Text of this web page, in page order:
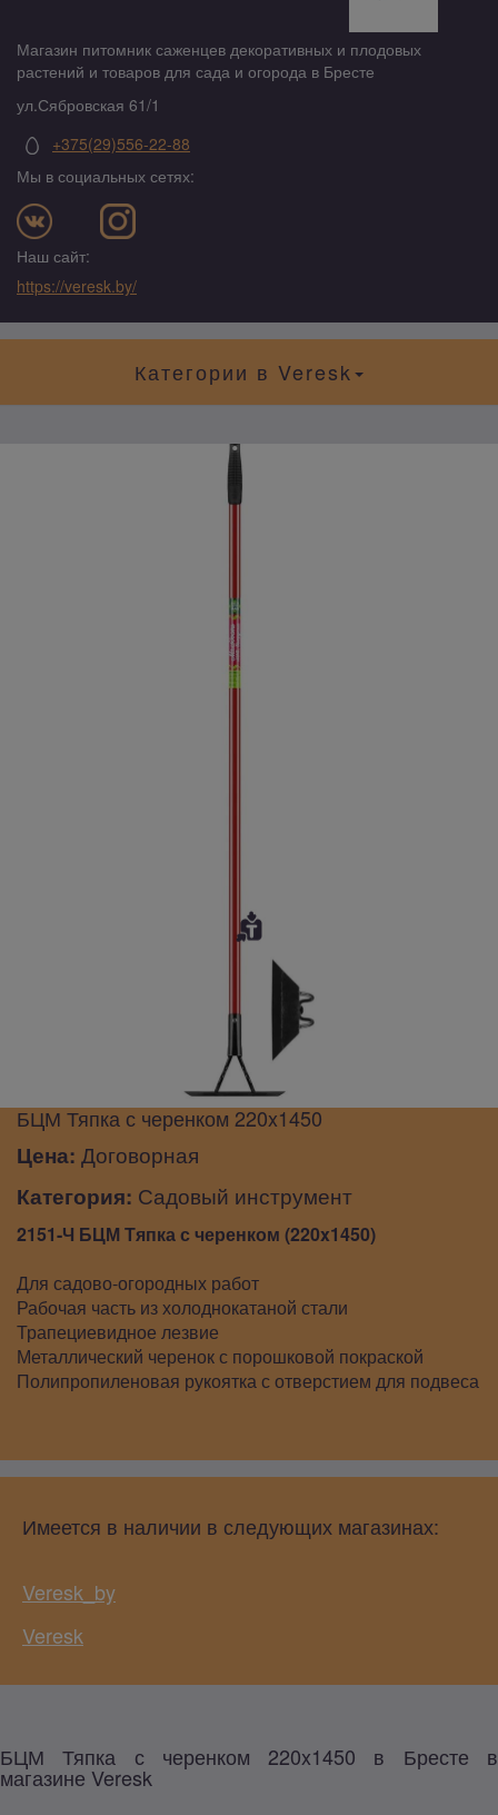
Магазин питомник саженцев декоративных и плодовых
растений и товаров для сада и огорода в Бресте
ул.Сябровская 61/1
+375(29)556-22-88
Мы в социальных сетях:
Наш сайт:
https://veresk.by/
Категории в Veresk
БЦМ Тяпка с черенком 220x1450
Цена: Договорная
Категория: Садовый инструмент
2151-Ч БЦМ Тяпка с черенком (220x1450)
Для садово-огородных работ
Рабочая часть из холоднокатаной стали
Трапециевидное лезвие
Металлический черенок с порошковой покраской
Полипропиленовая рукоятка с отверстием для подвеса
Имеется в наличии в следующих магазинах:
Veresk_by
Veresk
БЦМ Тяпка с черенком 220x1450 в Бресте в
магазине Veresk